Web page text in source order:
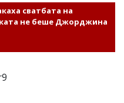
сватбата на
не беше Джорджина